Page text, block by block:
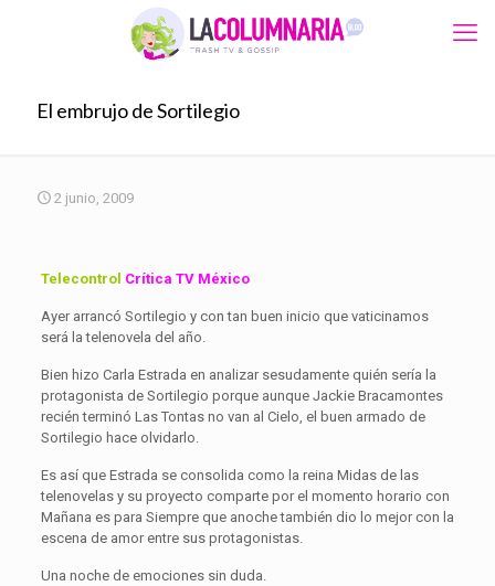
El embrujo de Sortilegio
2 junio, 2009
Telecontrol Crítica TV México
Ayer arrancó Sortilegio y con tan buen inicio que vaticinamos
será la telenovela del año.
Bien hizo Carla Estrada en analizar sesudamente quién sería la
protagonista de Sortilegio porque aunque Jackie Bracamontes
recién terminó Las Tontas no van al Cielo, el buen armado de
Sortilegio hace olvidarlo.
Es así que Estrada se consolida como la reina Midas de las
telenovelas y su proyecto comparte por el momento horario con
Mañana es para Siempre que anoche también dio lo mejor con la
escena de amor entre sus protagonistas.
Una noche de emociones sin duda.